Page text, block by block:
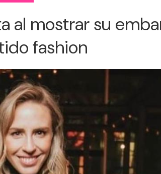
al mostrar su
fashion